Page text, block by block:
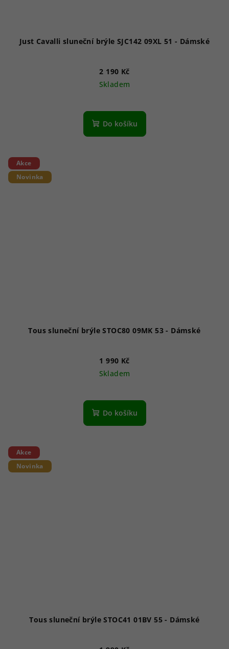
Just Cavalli sluneční brýle SJC142 09XL 51 - Dámské
2 190 Kč
Skladem
Do košíku
Akce
Novinka
Tous sluneční brýle STOC80 09MK 53 - Dámské
1 990 Kč
Skladem
Do košíku
Akce
Novinka
Tous sluneční brýle STOC41 01BV 55 - Dámské